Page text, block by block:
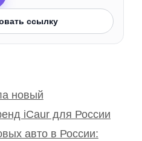
ссылку
новый
iCaur для России
авто в России: